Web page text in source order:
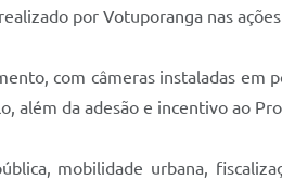
por Votuporanga nas
com câmeras instaladas em
além da adesão e incentivo ao
mobilidade urbana,